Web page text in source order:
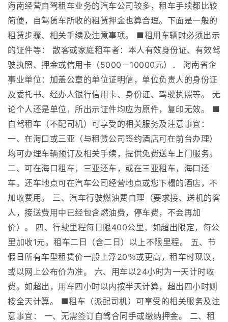
海南经营自驾租车业务的汽车公司较多，租车手续都比较
简便，自驾赁车所收的租赁押金也算合理。下面是一般的
租赁步骤、相关手续及注意事项。 ■租用车辆时必须出示
的证件等： 散客或家庭租车者：本人有效身份证、有效驾
驶执照、押金或信用卡（5000－10000元）． 海南省企
事业单位：加盖公章的单位证明信，单位负责人的身份证
及委托书、经办人银行信用卡、身份证、驾驶执照等。 无
论个人还是单位，所出示证件均应为原件，复印无效。 ■
自驾租车（不配司机）可享受的相关服务及注意事宜：
一、在海口或三亚（与租赁公司签约酒店可在前台办理）
均可办理车辆预订及相关手续，提供免费送车上门服务。
二、可在海口租车，三亚还车，或在三亚租车，海口还
车。还车地点可在汽车公司经营地点或您下榻的酒店，不
加收费用。 三、汽车行驶燃油费自理（要求接、送机的客
人，接送费用中已经包含燃油费，停车费，不会再加
价）。 四、行驶里程每日限400公里，如超出限定，每公
里加收1元。租车二日（含二日）以上不限里程。 五、节
假日所有车型租赁价一般上浮20％或更高，租车时现议，
或以网上公布价为准。 六、用车以24小时为一天计时收
费。如超出，用车四小时以内按半天计算，超出四小时则
按全天计算。 ■租车（派配司机）可享受的相关服务及注
意事宜： 一、无需签订自驾合同手或缴纳押金。 二、租